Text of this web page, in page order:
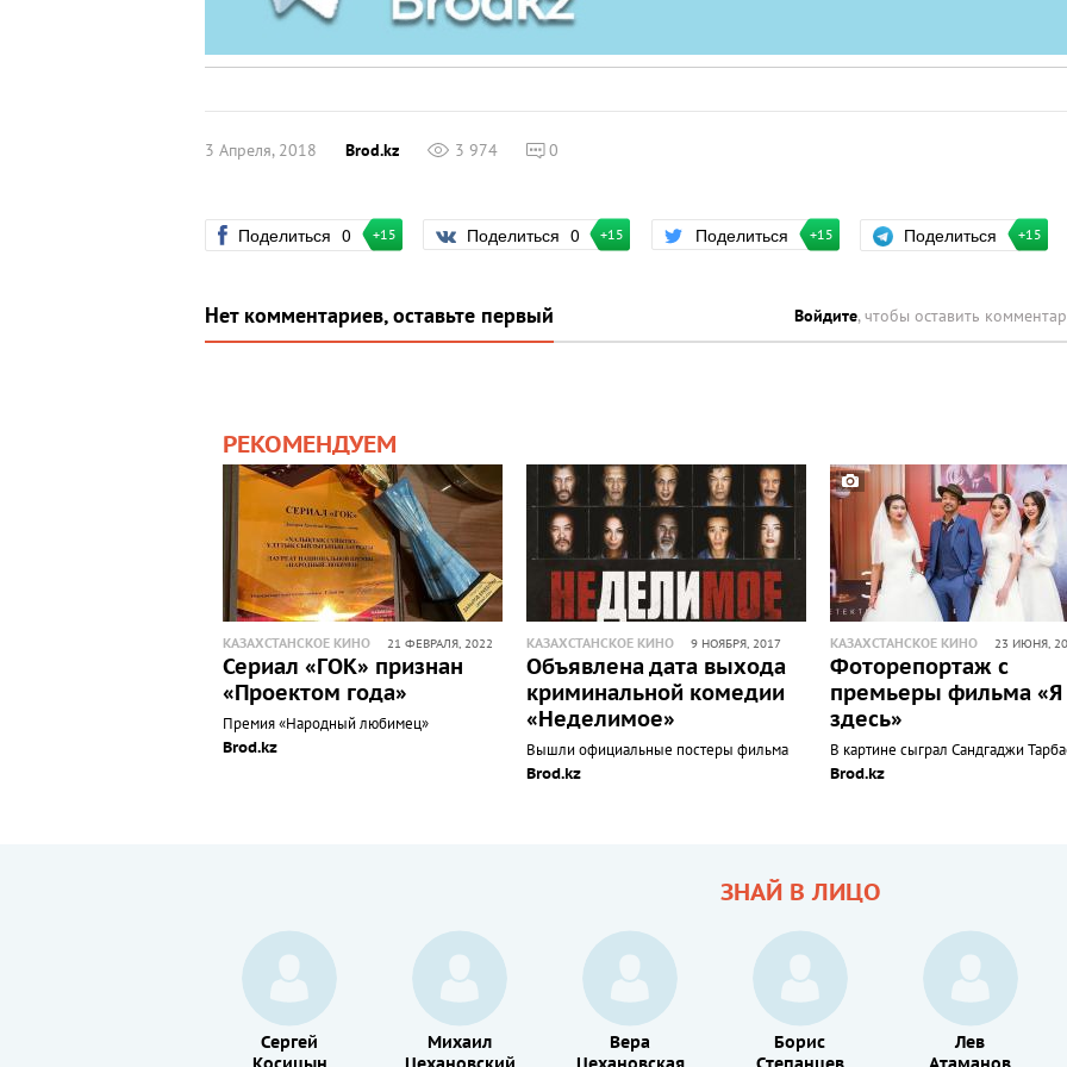
3 Апреля, 2018 Brod.kz 3 974 0
Поделиться 0 +15 Поделиться 0 +15 Поделиться +15 Поделиться +15
Нет комментариев, оставьте первый Войдите, чтобы оставить
РЕКОМЕНДУЕМ
КАЗАХСТАНСКОЕ КИНО 21 ФЕВРАЛЯ, 2022
Сериал «ГОК» признан
«Проектом года»
Премия «Народный любимец»
Brod.kz
КАЗАХСТАНСКОЕ КИНО 9 НОЯБРЯ, 2017
Объявлена дата выхода
криминальной комедии
«Неделимое»
Вышли официальные постеры фильма
Brod.kz
КАЗАХСТАНСКОЕ КИНО 23 ИЮНЯ,
Фоторепортаж с
премьеры фильма «Я
здесь»
В картине сыграл Сандгаджи
Brod.kz
ЗНАЙ В ЛИЦО
Сергей
Михаил
Вера
Борис
Лев